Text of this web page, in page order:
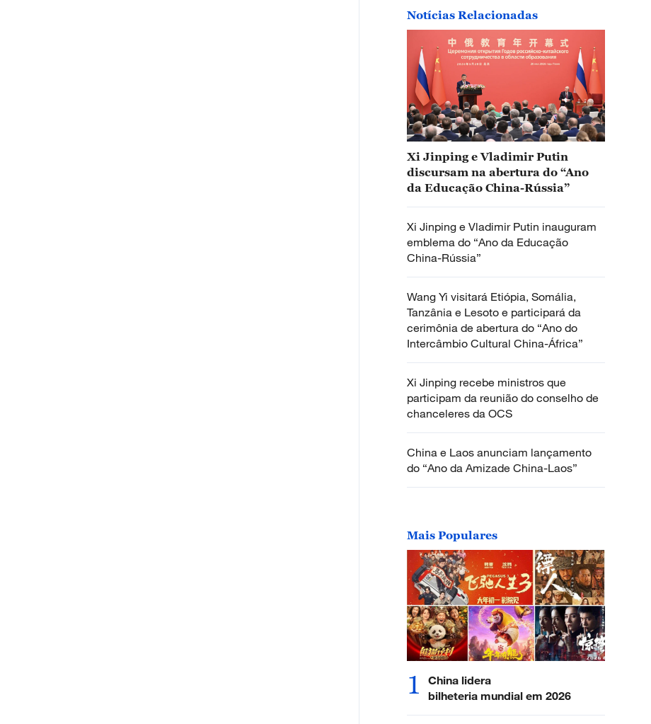
Notícias Relacionadas
Xi Jinping e Vladimir Putin
discursam na abertura do “Ano
da Educação China-Rússia”
Xi Jinping e Vladimir Putin inauguram
emblema do “Ano da Educação
China-Rússia”
Wang Yi visitará Etiópia, Somália,
Tanzânia e Lesoto e participará da
cerimônia de abertura do “Ano do
Intercâmbio Cultural China-África”
Xi Jinping recebe ministros que
participam da reunião do conselho de
chanceleres da OCS
China e Laos anunciam lançamento
do “Ano da Amizade China-Laos”
Mais Populares
1
China lidera
bilheteria mundial em 2026